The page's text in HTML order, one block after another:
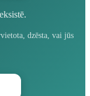
dzēsta, vai jūs